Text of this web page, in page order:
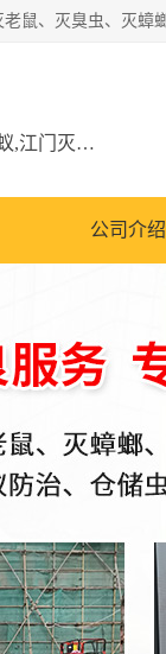
江门除四害公司,江门灭鼠电话,江门灭蟑螂,江门灭白蚁,江门灭鼠江门
公司介绍